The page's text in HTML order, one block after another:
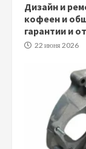
Дизайн и
кофеен и
гарантии и
22 июня 2026